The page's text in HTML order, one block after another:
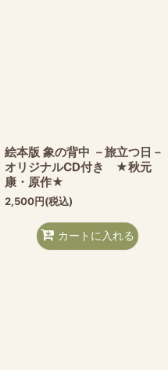
絵本版 象の背中 －旅立つ日－
オリジナルCD付き ★秋元
康・原作★
2,500円(税込)
カートに入れる